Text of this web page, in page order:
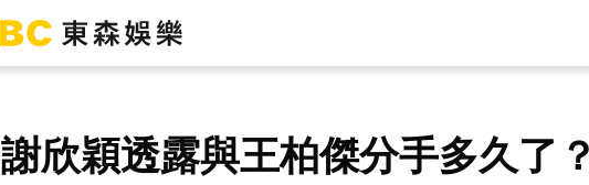
謝欣穎透露與王柏傑分手多久了